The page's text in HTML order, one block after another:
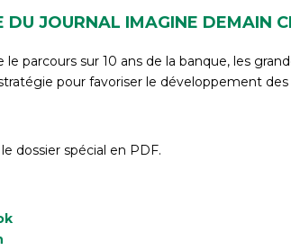
JOURNAL IMAGINE DEMAIN
le parcours sur 10 ans de la banque, les
pour favoriser le développement
dossier spécial en PDF.